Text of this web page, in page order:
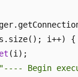
i++) {
(i);
"---- Begin